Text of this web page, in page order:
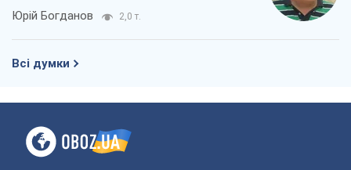
Юрій Богданов 2,0 т.
Всі думки